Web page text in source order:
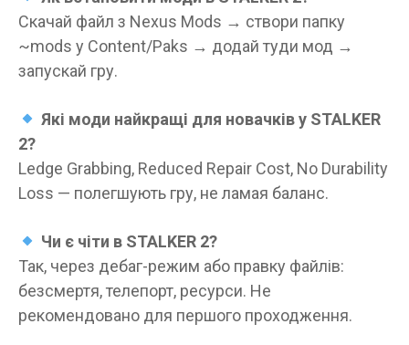
Скачай файл з Nexus Mods → створи папку
~mods у Content/Paks → додай туди мод →
запускай гру.
Які моди найкращі для новачків у STALKER
2?
Ledge Grabbing, Reduced Repair Cost, No Durability
Loss — полегшують гру, не ламая баланс.
Чи є чіти в STALKER 2?
Так, через дебаг-режим або правку файлів:
безсмертя, телепорт, ресурси. Не
рекомендовано для першого проходження.